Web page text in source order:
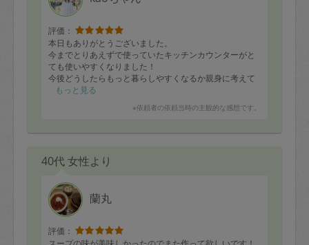
評価：
本日もありがとうございました。
今までとりあえずで使っていたキッチンカウンターがと
ても使いやすくなりました！
今後どうしたらもっと暮らしやすくなるか親身に考えて
いただきありがとうございました。
もっと見る
※依頼者の依頼当時の主観的な感想です。
40代 女性より
蘭丸
評価：